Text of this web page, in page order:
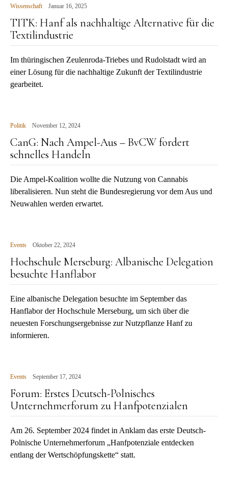
Wissenschaft Januar 16, 2025
TITK: Hanf als nachhaltige Alternative für die
Textilindustrie
Im thüringischen Zeulenroda-Triebes und Rudolstadt wird an
einer Lösung für die nachhaltige Zukunft der Textilindustrie
gearbeitet.
Politik November 12, 2024
CanG: Nach Ampel-Aus – BvCW fordert
schnelles Handeln
Die Ampel-Koalition wollte die Nutzung von Cannabis
liberalisieren. Nun steht die Bundesregierung vor dem Aus und
Neuwahlen werden erwartet.
Events Oktober 22, 2024
Hochschule Merseburg: Albanische Delegation
besuchte Hanflabor
Eine albanische Delegation besuchte im September das
Hanflabor der Hochschule Merseburg, um sich über die
neuesten Forschungsergebnisse zur Nutzpflanze Hanf zu
informieren.
Events September 17, 2024
Forum: Erstes Deutsch-Polnisches
Unternehmerforum zu Hanfpotenzialen
Am 26. September 2024 findet in Anklam das erste Deutsch-
Polnische Unternehmerforum „Hanfpotenziale entdecken
entlang der Wertschöpfungskette“ statt.